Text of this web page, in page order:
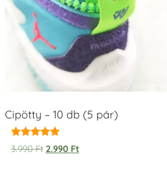
Cipötty – 10 db (5 pár)
Értékelés:
5.00
3.990Ft 2.990 Ft